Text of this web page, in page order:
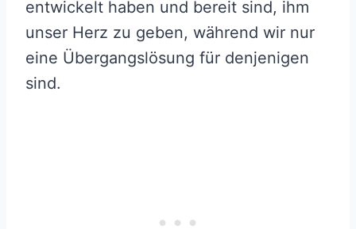
entwickelt haben und bereit sind, ihm
unser Herz zu geben, während wir nur
eine Übergangslösung für denjenigen
sind.